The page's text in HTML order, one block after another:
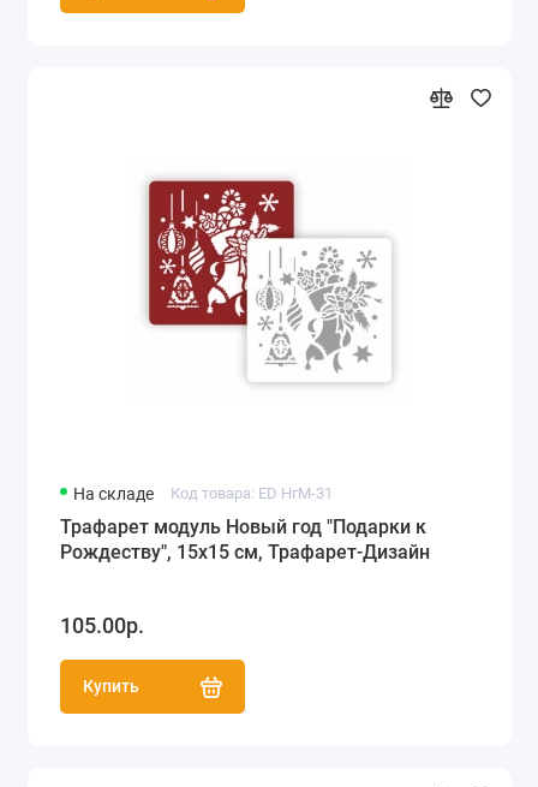
На складе Код товара: ED НгМ-31
Трафарет модуль Новый год "Подарки к
Рождеству", 15х15 см, Трафарет-Дизайн
105.00р.
Купить